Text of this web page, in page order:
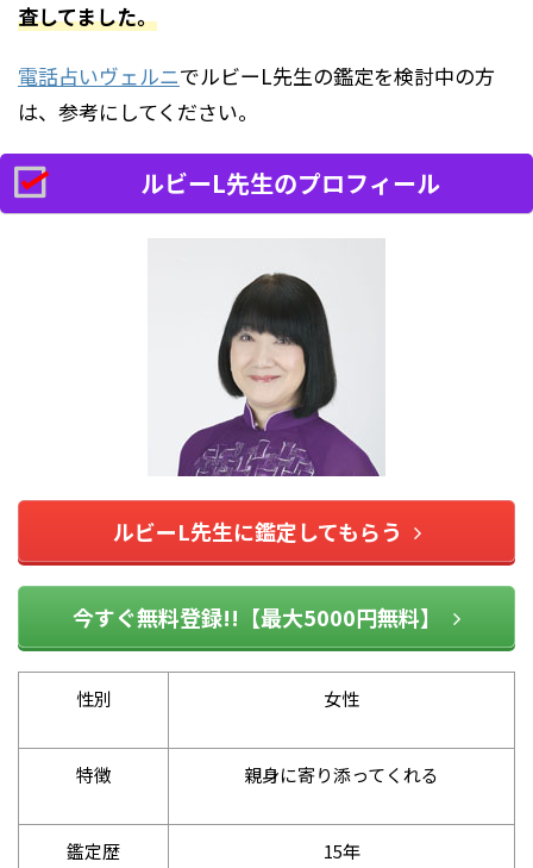
査してました。
電話占いヴェルニでルビーL先生の鑑定を検討中の方
は、参考にしてください。
ルビーL先生のプロフィール
ルビーL先生に鑑定してもらう
今すぐ無料登録!!【最大5000円無料】
性別 女性
特徴 親身に寄り添ってくれる
鑑定歴 15年